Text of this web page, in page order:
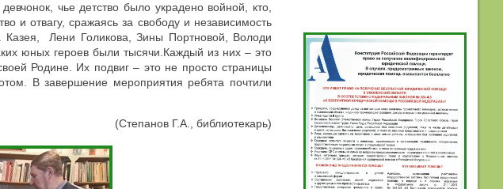
чье детство было украдено войной, кто,
и отвагу, сражаясь за свободу и независимость
Лени Голикова, Зины Портновой, Володи
юных героев были тысячи.Каждый из них – это
Родине. Их подвиг – это не просто страницы
В завершение мероприятия ребята почтили
(Степанов Г.А., библиотекарь)